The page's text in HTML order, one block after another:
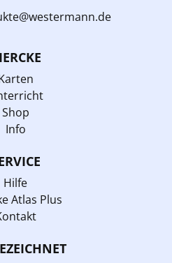
Shop
Info
Hilfe
Atlas Plus